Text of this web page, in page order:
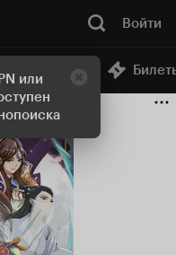
или
Войти
кинотеатр